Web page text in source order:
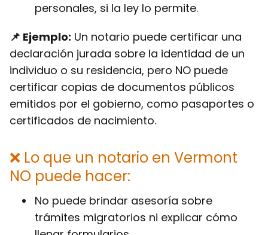
personales, si la ley lo permite.
📌 Ejemplo: Un notario puede certificar una
declaración jurada sobre la identidad de un
individuo o su residencia, pero NO puede
certificar copias de documentos públicos
emitidos por el gobierno, como pasaportes o
certificados de nacimiento.
❌ Lo que un notario en Vermont
NO puede hacer:
No puede brindar asesoría sobre
trámites migratorios ni explicar cómo